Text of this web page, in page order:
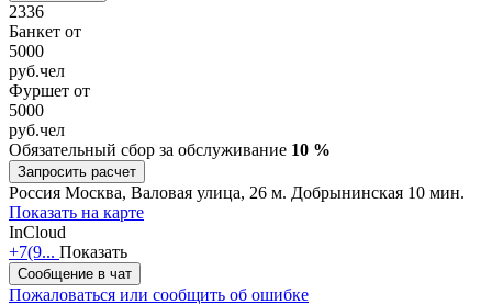
2336
Банкет от
5000
руб.чел
Фуршет от
5000
руб.чел
Обязательный сбор за обслуживание 10 %
Запросить расчет
Россия Москва, Валовая улица, 26 м. Добрынинская 10 мин.
Показать на карте
InCloud
+7(9... Показать
Сообщение в чат
Пожаловаться или сообщить об ошибке